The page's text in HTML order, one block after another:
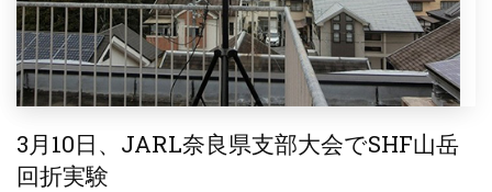
3月10日、JARL奈良県支部大会でSHF山岳
回折実験